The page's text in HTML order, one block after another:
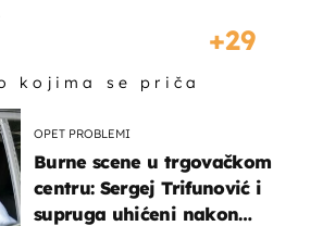
29
kojima se priča
OPET PROBLEMI
Burne scene u trgovačkom
centru: Sergej Trifunović i
supruga uhićeni nakon